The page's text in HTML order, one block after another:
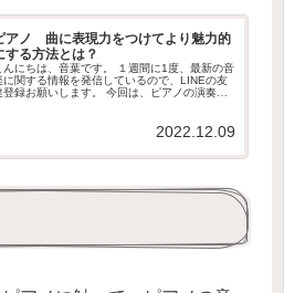
アノ 曲に表現力をつけてより魅力的
する方法とは？
んにちは、音葉です。 １週間に1度、最新の音
に関する情報を発信しているので、LINEの友
登録お願いします。 今回は、ピアノの演奏に
2022.12.09